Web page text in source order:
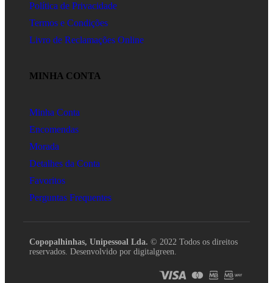
Política de Privacidade
Termos e Condições
Livro de Reclamações Online
MINHA CONTA
Minha Conta
Encomendas
Morada
Detalhes da Conta
Favoritos
Perguntas Frequentes
Copopalhinhas, Unipessoal Lda. © 2022 Todos os direitos
reservados. Desenvolvido por digitalgreen.